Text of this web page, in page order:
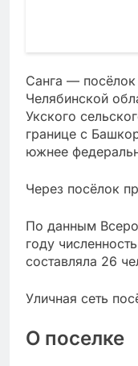
Санга —
Челябинской
Укского
границе с
южнее
Через посёлок
По данным
году
составляла 26
Уличная сеть
О поселке